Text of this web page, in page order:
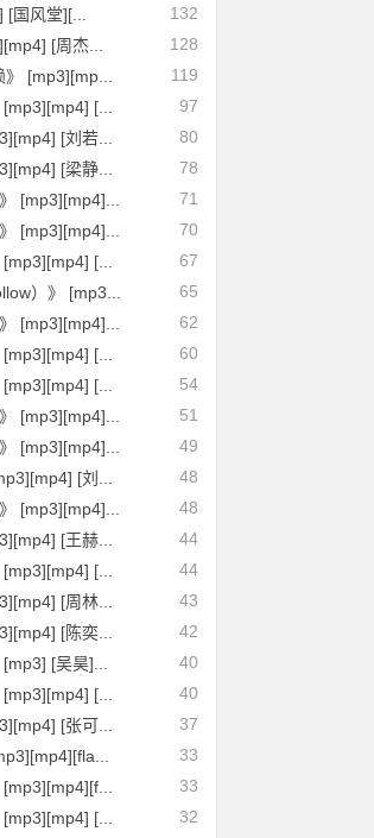
132
[国风堂][...
128
[周杰...
119
》 [mp3][mp...
97
[...
80
[刘若...
78
[梁静...
71
[mp3][mp4]...
70
[mp3][mp4]...
67
[...
65
）》 [mp3...
62
[mp3][mp4]...
60
[...
54
[...
51
[mp3][mp4]...
49
[mp3][mp4]...
48
[刘...
48
[mp3][mp4]...
44
[王赫...
44
[...
43
[周林...
42
[陈奕...
40
[吴昊]...
40
[...
37
[张可...
33
33
32
[...